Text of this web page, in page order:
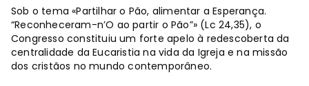
Sob o tema «Partilhar o Pão, alimentar a Esperança.
“Reconheceram-n’O ao partir o Pão”» (Lc 24,35), o
Congresso constituiu um forte apelo à redescoberta da
centralidade da Eucaristia na vida da Igreja e na missão
dos cristãos no mundo contemporâneo.